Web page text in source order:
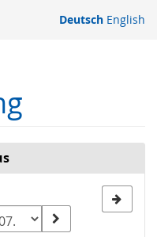
Deutsch English